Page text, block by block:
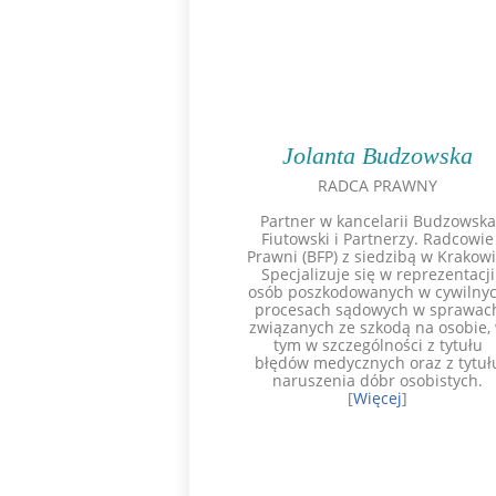
Jolanta Budzowska
RADCA PRAWNY
Partner w kancelarii Budzowska
Fiutowski i Partnerzy. Radcowie
Prawni (BFP) z siedzibą w
Specjalizuje się w reprezentacji
osób poszkodowanych w
procesach sądowych w
związanych ze szkodą na osobie,
tym w szczególności z tytułu
błędów medycznych oraz z
naruszenia dóbr osobistych.
[Więcej]